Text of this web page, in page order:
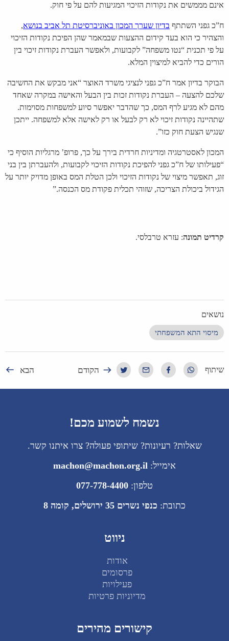
אינם מממשים את נקודות הזיכוי המגיעות להם על פי חוק.
ח”כ גפני השתתף בדיון שערך המכון באוניברסיטת תל אביב בנושא,
והצהיר כי הוא בעד קידום ההצעות שבמאמר שהן הפיכת נקודות הזיכוי
על פי תכנית “נטו משפחה” לקבועות, ולאפשר העברת נקודות זיכוי בין
הורים כדי להביא למיצוין המלא.
הבוקר בדיון אמר ח”כ גפני לנציגי משרד האוצר “אני מבקש את החשיבה
שלכם להצעה – העברת נקודות זכות בין הבעל והאישה במקרה שאחד
מהם לא מגיע לרף המס, כך שהדבר יאפשר סיוע למשפחות מסוימות.
שתהיינה נקודות זיכוי לא רק לבעל או רק לאישה אלא למשפחה. ייתכן
שנגיש הצעת חוק כזו”.
המכון לאסטרטגיה ומדיניות חרדית בירך על כך, פרופ’ מרגליות הוסיף כי
“פעילותו של ח”כ גפני להפיכת נקודות הזיכוי לקבועות, ולהעברתן בין בני
זוג, תאפשר מיצוי של נקודות הזיכוי ולכן הטלת המס באופן מדויק יותר על
הגידול ביכולת הצריכה, שזוהי תכלית פקודת מס הכנסה.”
קרדיט תמונה: עזרא טרבלסי.
נושאים
מיסוי התא המשפחתי
שיתוף הקודם הבא
נשמח לשמוע מכם!
שאלות? רעיונות? שיתופי פעולה? צרו איתנו קשר.
אימייל: machon@machon.org.il
טלפון: 077-778-4400
כתובת: כנפי נשרים 35 ירושלים, קומה 8
ניווט
אודות
פרסומים
פעילויות
מדיוניות פרטיות
קישורים מהירים